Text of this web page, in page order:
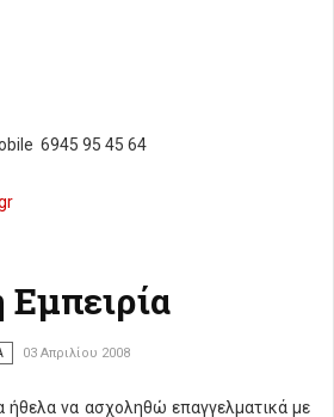
6945 95 45 64
Εμπειρία
03 Απριλίου 2008
ήθελα να ασχοληθώ επαγγελματικά με